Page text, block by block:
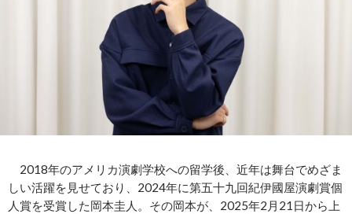
2018年のアメリカ演劇学校への留学後、近年は舞台でめざま
しい活躍を見せており、2024年に第五十九回紀伊國屋演劇賞個
人賞を受賞した岡本圭人。その岡本が、2025年2月21日から上